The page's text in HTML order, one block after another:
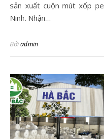
sản xuất cuộn mút xốp
Ninh. Nhận…
Bởiadmin